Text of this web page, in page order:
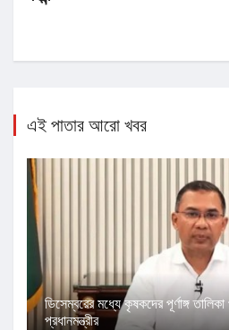
এই পাতার আরো খবর
ডিসেম্বরের মধ্যে কৃষকদের পূর্ণাঙ্গ তালিকা
প্রধানমন্ত্রীর